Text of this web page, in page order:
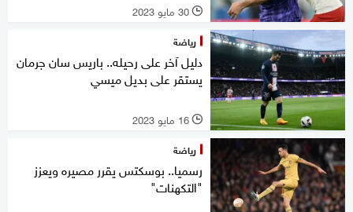
l 30 مايو 2023
رياضة
دليل آخر على رحيله.. باريس سان جرمان
يستقر على بديل ميسي
l 16 مايو 2023
رياضة
رسميا.. بوسكتس يقرر مصيره ويعزز
"التكهنات"